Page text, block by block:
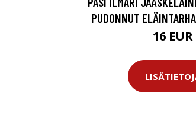
PUDONNUT
16 EUR